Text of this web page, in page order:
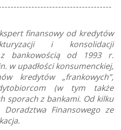
finansowy od kredytów
i konsolidacji
z bankowością od 1993 r.
w upadłości konsumenckiej,
kredytów „frankowych”,
(w tym także
sporach z bankami. Od kilku
Finansowego ze